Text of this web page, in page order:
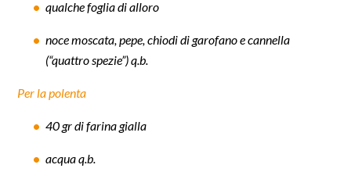
qualche foglia di alloro
noce moscata, pepe, chiodi di garofano e cannella
(“quattro spezie”) q.b.
Per la polenta
40 gr di farina gialla
acqua q.b.